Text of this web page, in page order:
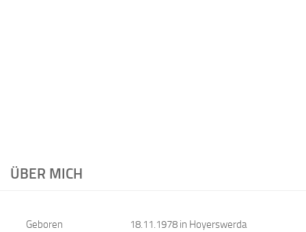
ÜBER MICH
Geboren 18.11.1978 in Hoyerswerda